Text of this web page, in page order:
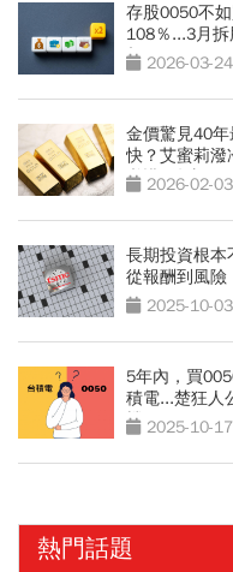
存股0050不
108％...3月
相 2026-03-24
金價驚見40
快？艾蜜莉潑
必懂2件事
2026-02-03
長期投資根本
從報酬到風險
2025-10-03
5年內，買
積電...楚狂人
檔」2025-10-17
熱門話題